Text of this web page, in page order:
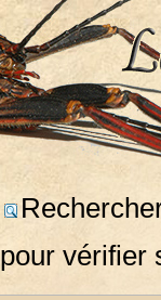
vérifier